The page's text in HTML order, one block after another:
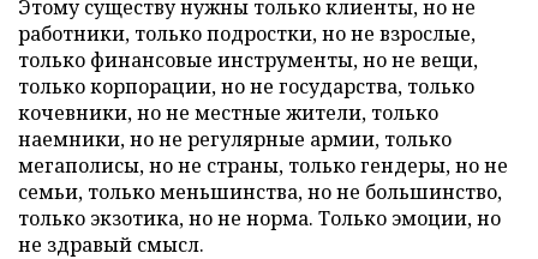
Этому существу нужны только клиенты, но не
работники, только подростки, но не взрослые,
только финансовые инструменты, но не вещи,
только корпорации, но не государства, только
кочевники, но не местные жители, только
наемники, но не регулярные армии, только
мегаполисы, но не страны, только гендеры, но не
семьи, только меньшинства, но не большинство,
только экзотика, но не норма. Только эмоции, но
не здравый смысл.